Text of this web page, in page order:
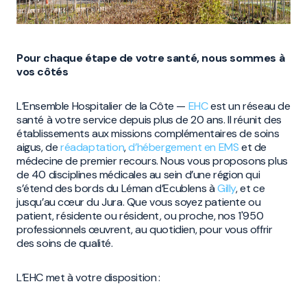
Pour chaque étape de votre santé, nous sommes à
vos côtés
L’Ensemble Hospitalier de la Côte — EHCest un réseau de
santé à votre service depuis plus de 20 ans. Il réunit des
établissements aux missions complémentaires de soins
aigus, deréadaptation,d’hébergement en EMSet de
médecine de premier recours. Nous vous proposons plus
de 40 disciplines médicales au sein d’une région qui
s’étend des bords du Léman d’Ecublens àGilly, et ce
jusqu’au cœur du Jura. Que vous soyez patiente ou
patient, résidente ou résident, ou proche, nos 1'950
professionnels œuvrent, au quotidien, pour vous offrir
des soins de qualité.
L’EHC met à votre disposition :